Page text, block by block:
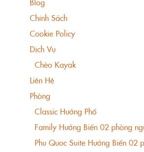
Chính Sách
Cookie Policy
Dịch Vụ
Chèo Kayak
Liên Hệ
Phòng
Classic Hướng Phố
Family Hướng Biển 02 phòng
Phu Quoc Suite Hướng Biển 02